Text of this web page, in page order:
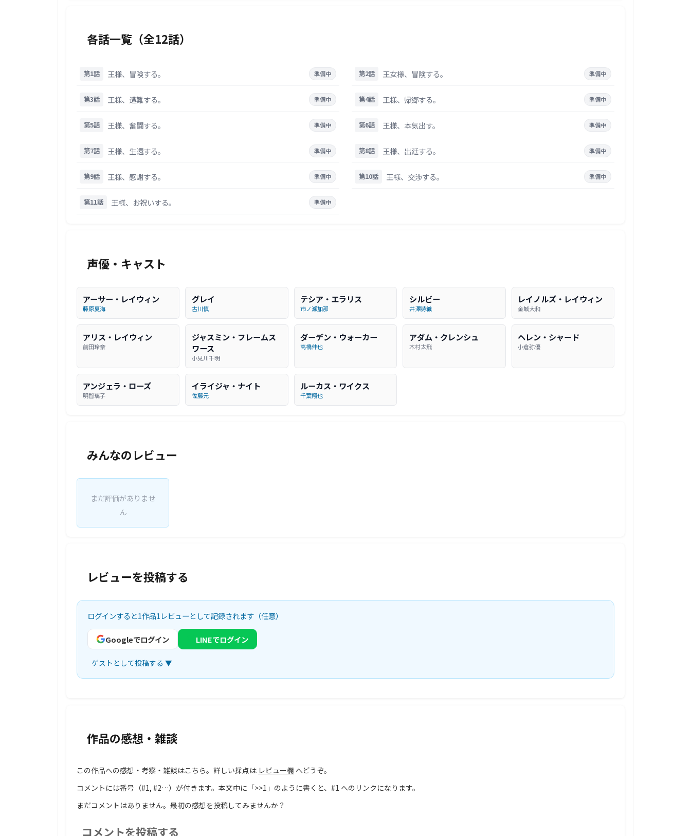
各話一覧（全12話）
第1話 王様、冒険する。 準備中 第2話 王女様、冒険する。 準備中
第3話 王様、遭難する。 準備中 第4話 王様、帰郷する。 準備中
第5話 王様、奮闘する。 準備中 第6話 王様、本気出す。 準備中
第7話 王様、生還する。 準備中 第8話 王様、出廷する。 準備中
第9話 王様、感謝する。 準備中 第10話 王様、交渉する。 準備中
第11話 王様、お祝いする。 準備中
声優・キャスト
アーサー・レイウィン
藤原夏海
グレイ
古川慎
テシア・エラリス
市ノ瀬加那
シルビー
井澤詩織
レイノルズ・レイウィン
金城大和
アリス・レイウィン
前田玲奈
ジャスミン・フレームス
ワース
小見川千明
ダーデン・ウォーカー
高橋伸也
アダム・クレンシュ
木村太飛
ヘレン・シャード
小倉弥優
アンジェラ・ローズ
明智璃子
イライジャ・ナイト
佐藤元
ルーカス・ワイクス
千葉翔也
みんなのレビュー
まだ評価がありませ
ん
レビューを投稿する
ログインすると1作品1レビューとして記録されます（任意）
Googleでログイン LINEでログイン
ゲストとして投稿する ▼
作品の感想・雑談
この作品への感想・考察・雑談はこちら。詳しい採点は レビュー欄 へどうぞ。
コメントには番号（#1, #2…）が付きます。本文中に「>>1」のように書くと、#1 へのリンクになります。
まだコメントはありません。最初の感想を投稿してみませんか？
コメントを投稿する